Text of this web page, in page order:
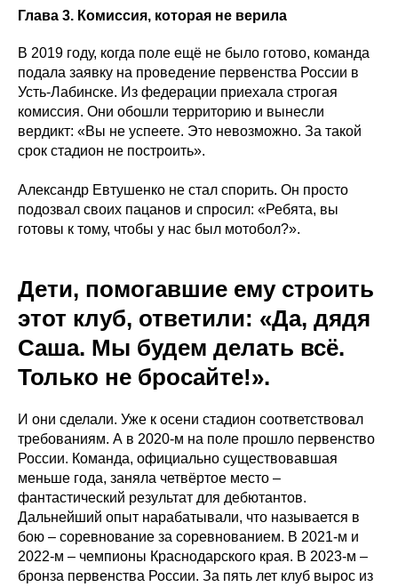
Глава 3. Комиссия, которая не верила
В 2019 году, когда поле ещё не было готово, команда
подала заявку на проведение первенства России в
Усть-Лабинске. Из федерации приехала строгая
комиссия. Они обошли территорию и вынесли
вердикт: «Вы не успеете. Это невозможно. За такой
срок стадион не построить».
Александр Евтушенко не стал спорить. Он просто
подозвал своих пацанов и спросил: «Ребята, вы
готовы к тому, чтобы у нас был мотобол?».
Дети, помогавшие ему строить
этот клуб, ответили: «Да, дядя
Саша. Мы будем делать всё.
Только не бросайте!».
И они сделали. Уже к осени стадион соответствовал
требованиям. А в 2020-м на поле прошло первенство
России. Команда, официально существовавшая
меньше года, заняла четвёртое место –
фантастический результат для дебютантов.
Дальнейший опыт нарабатывали, что называется в
бою – соревнование за соревнованием. В 2021-м и
2022-м – чемпионы Краснодарского края. В 2023-м –
бронза первенства России. За пять лет клуб вырос из